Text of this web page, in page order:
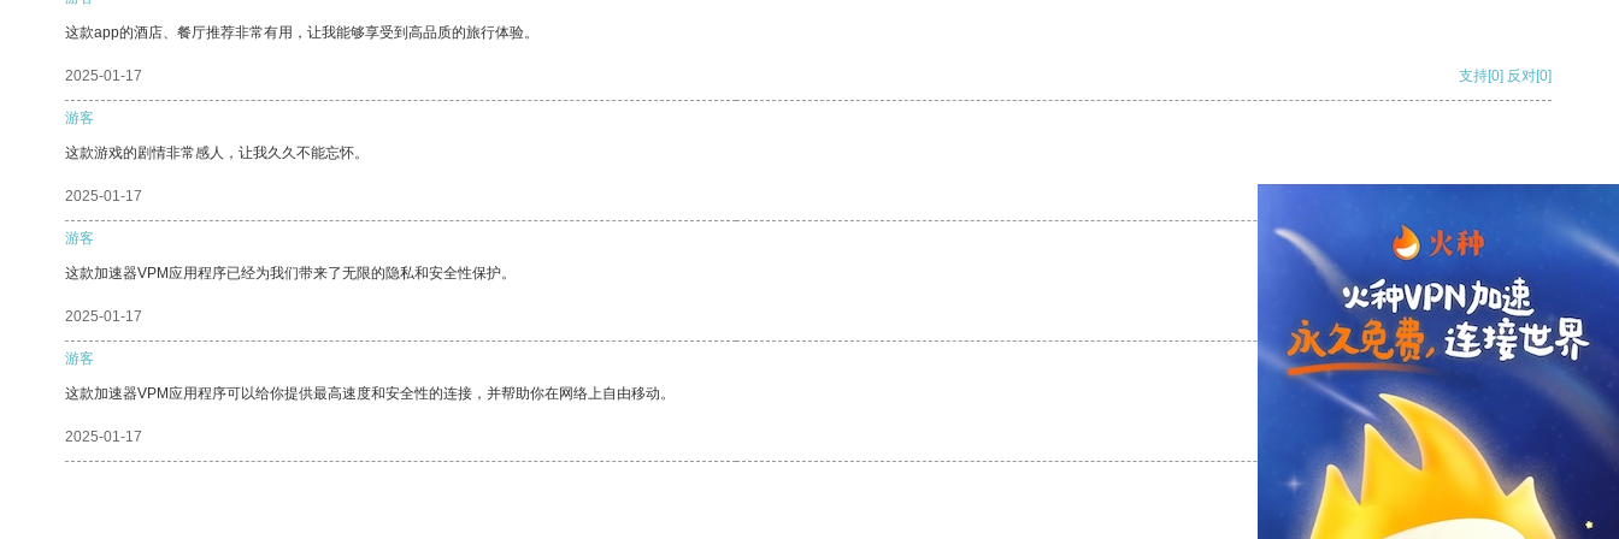
这款app的酒店、餐厅推荐非常有用，让我能够享受到高品质的旅行体验。
2025-01-17 支持[0] 反对[0]
游客
这款游戏的剧情非常感人，让我久久不能忘怀。
2025-01-17
游客
这款加速器VPM应用程序已经为我们带来了无限的隐私和安全性保护。
2025-01-17 支持 [0] 反对 [0]
游客
这款加速器VPM应用程序可以给你提供最高速度和安全性的连接，并帮助你在网络上自由移动。
2025-01-17 支持